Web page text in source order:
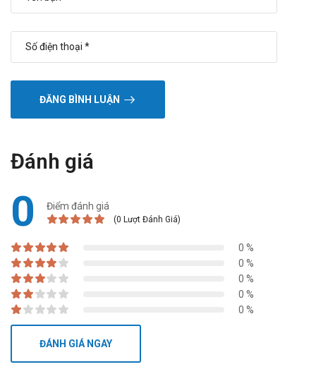
Xuất xứ: Việt Nam
Nguồn: https://dichvucong.dav.gov.vn/
ĐĂNG BÌNH LUẬN
Đánh giá
0 Điểm đánh giá
(0 Lượt Đánh Giá)
0 %
0 %
0 %
0 %
0 %
ĐÁNH GIÁ NGAY